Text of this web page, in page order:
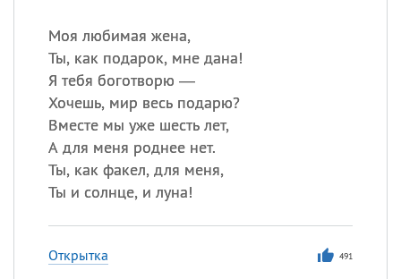
Моя любимая жена,
Ты, как подарок, мне дана!
Я тебя боготворю —
Хочешь, мир весь подарю?
Вместе мы уже шесть лет,
А для меня роднее нет.
Ты, как факел, для меня,
Ты и солнце, и луна!
Открытка 491